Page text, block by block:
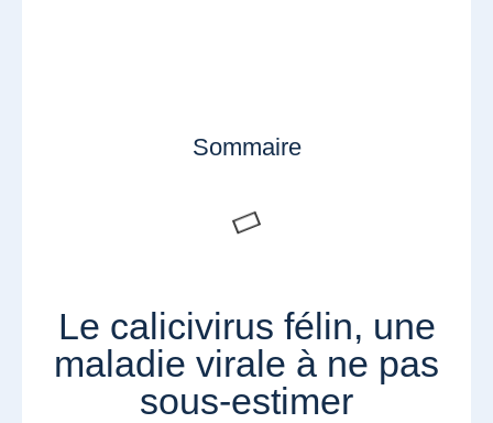
Sommaire
Le calicivirus félin, une
maladie virale à ne pas
sous-estimer